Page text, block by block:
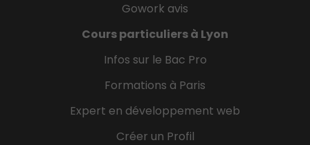
Gowork avis
Cours particuliers à Lyon
Infos sur le Bac Pro
Formations à Paris
Expert en développement web
Créer un Profil